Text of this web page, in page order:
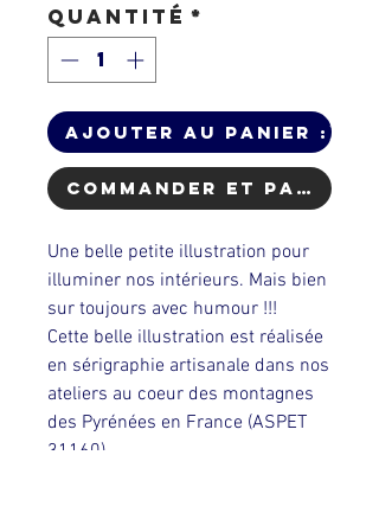
Quantité *
Ajouter au Panier :)
Commander et payer
Une belle petite illustration pour
illuminer nos intérieurs. Mais bien
sur toujours avec humour !!!
Cette belle illustration est réalisée
en sérigraphie artisanale dans nos
ateliers au coeur des montagnes
des Pyrénées en France (ASPET
31160).